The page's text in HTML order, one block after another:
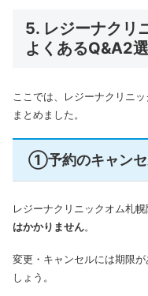
5. レジーナクリ
よくあるQ&A2選
ここでは、レジーナクリニ
まとめました。
①予約のキャンセ
レジーナクリニックオム札幌
はかかりません。
変更・キャンセルには期限
しょう。